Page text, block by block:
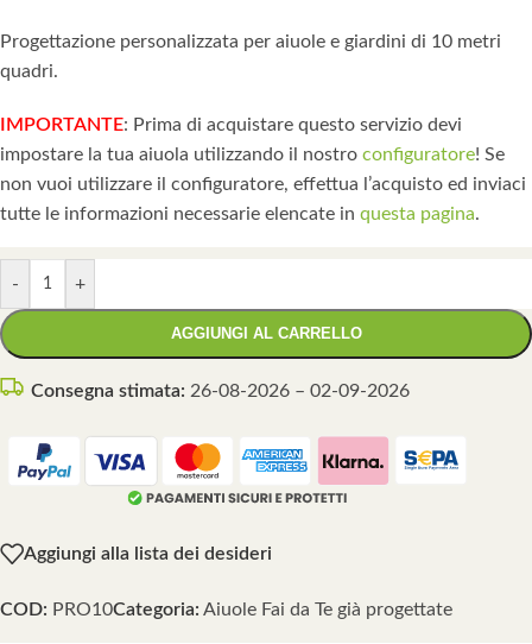
Progettazione personalizzata per aiuole e giardini di 10 metri
quadri.
IMPORTANTE: Prima di acquistare questo servizio devi
impostare la tua aiuola utilizzando il nostro configuratore! Se
non vuoi utilizzare il configuratore, effettua l’acquisto ed inviaci
tutte le informazioni necessarie elencate in questa pagina.
- +
AGGIUNGI AL CARRELLO
Consegna stimata: 26-08-2026 – 02-09-2026
Aggiungi alla lista dei desideri
COD: PRO10Categoria: Aiuole Fai da Te già progettate